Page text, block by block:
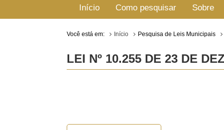
Início Como pesquisar Sobre
Você está em: Início Pesquisa de Leis Municipais
LEI Nº 10.255 DE 23 DE